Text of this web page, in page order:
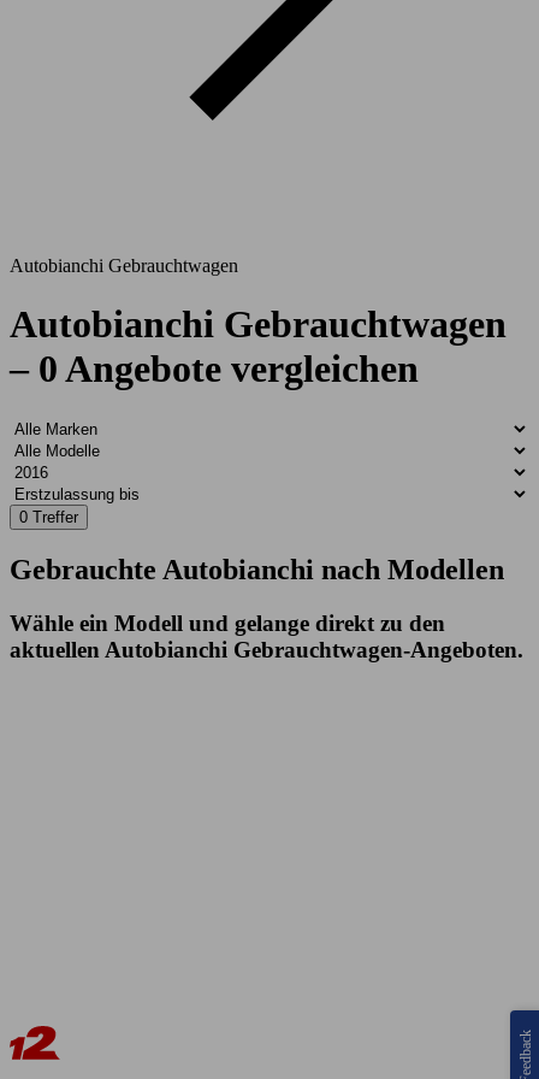
Autobianchi Gebrauchtwagen
Autobianchi Gebrauchtwagen
– 0 Angebote vergleichen
0 Treffer
Gebrauchte Autobianchi nach Modellen
Wähle ein Modell und gelange direkt zu den
aktuellen Autobianchi Gebrauchtwagen-Angeboten.
Feedback